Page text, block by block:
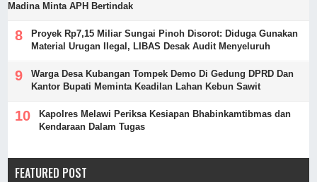
Madina Minta APH Bertindak
Proyek Rp7,15 Miliar Sungai Pinoh Disorot: Diduga Gunakan
Material Urugan Ilegal, LIBAS Desak Audit Menyeluruh
Warga Desa Kubangan Tompek Demo Di Gedung DPRD Dan
Kantor Bupati Meminta Keadilan Lahan Kebun Sawit
Kapolres Melawi Periksa Kesiapan Bhabinkamtibmas dan
Kendaraan Dalam Tugas
FEATURED POST